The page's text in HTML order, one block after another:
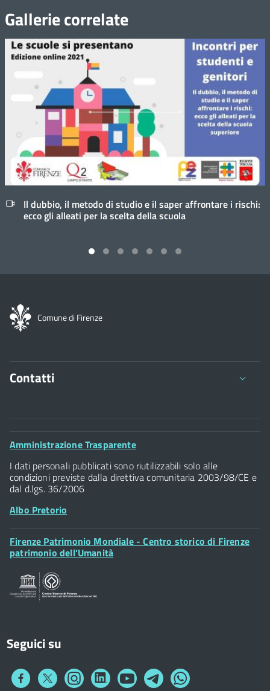
Gallerie correlate
Il dubbio, il metodo di studio e il saper affrontare i rischi:
ecco gli alleati per la scelta della scuola
Comune di Firenze
Contatti
Comune di Firenze
Palazzo Vecchio
Piazza della Signoria - 50122, Firenze
Posta Elettronica Certificata
Footer
Amministrazione Trasparente
I dati personali pubblicati sono riutilizzabili solo alle
condizioni previste dalla direttiva comunitaria 2003/98/CE e
dal d.lgs. 36/2006
Albo Pretorio
Footer
Widget
Firenze Patrimonio Mondiale - Centro storico di Firenze
patrimonio dell’Umanità
Seguici su
Collegamento
Collegamento
a
Collegamento
a
Collegamento
a
Collegamento
a
Collegamento
a
Collegamento
a